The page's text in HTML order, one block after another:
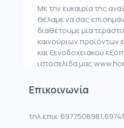
Με την ευκαιρία της
θέλαμε να σας
διαθέτουμε μία
καινούριων προϊόντων
και ξενοδοχειακού
ιστοσελίδα μας
Επικοινωνία
τηλ.επικ.